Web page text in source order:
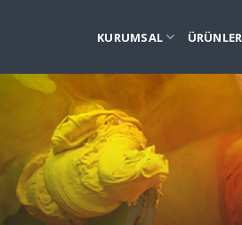
KURUMSAL ÜRÜNLER